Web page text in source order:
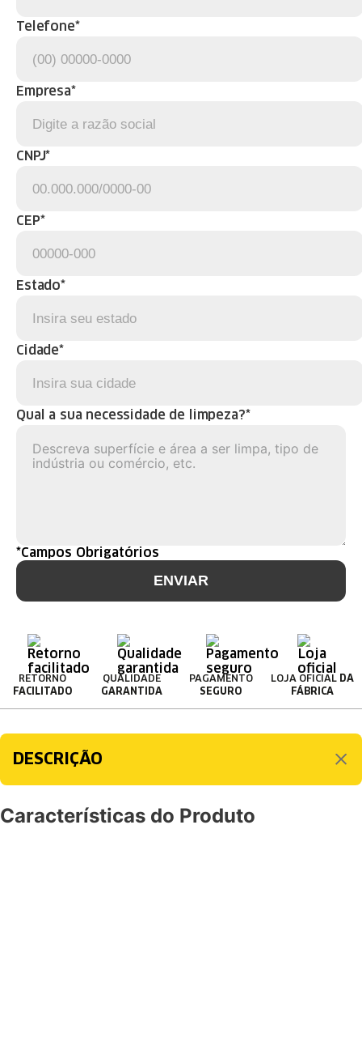
Telefone*
Empresa*
CNPJ*
CEP*
Estado*
Cidade*
Qual a sua necessidade de limpeza?*
*Campos Obrigatórios
ENVIAR
RETORNO
FACILITADO
QUALIDADE
GARANTIDA
PAGAMENTO
SEGURO
LOJA OFICIAL DA
FÁBRICA
DESCRIÇÃO
Características do Produto